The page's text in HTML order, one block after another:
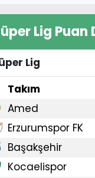
Lig Puan
Lig
Takım
Amed
Erzurumspor FK
Başakşehir
Kocaelispor